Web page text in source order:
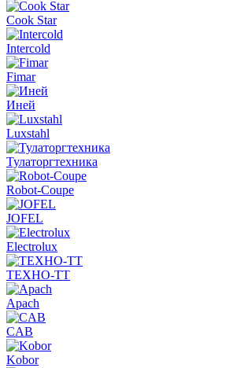
Cook Star
Intercold
Fimar
Иней
Luxstahl
Тулаторгтехника
Robot-Coupe
JOFEL
Electrolux
ТЕХНО-ТТ
Apach
CAB
Kobor